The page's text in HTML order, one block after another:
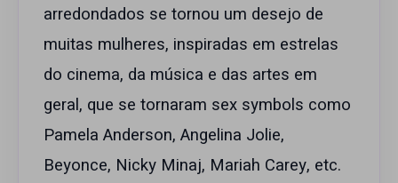
arredondados se tornou um desejo de
muitas mulheres, inspiradas em estrelas
do cinema, da música e das artes em
geral, que se tornaram sex symbols como
Pamela Anderson, Angelina Jolie,
Beyonce, Nicky Minaj, Mariah Carey, etc.